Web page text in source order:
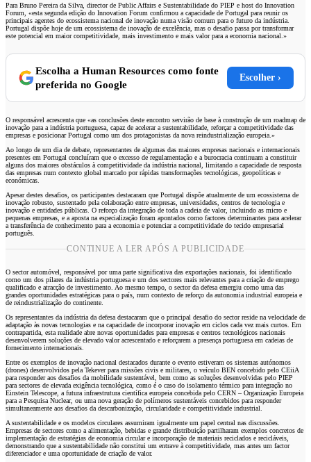
0:00/ 5:12
Para Bruno Pereira da Silva, director de Public Affairs e Sustentabilidade do PIEP e host do Innovation
Forum, «esta segunda edição do Innovation Forum confirmou a capacidade de Portugal para reunir os
principais agentes do ecossistema nacional de inovação numa visão comum para o futuro da indústria.
Portugal dispõe hoje de um ecossistema de inovação de excelência, mas o desafio passa por transformar
este potencial em maior competitividade, mais investimento e mais valor para a economia nacional.»
Escolha a Human Resources como fonte
preferida no Google
Escolher ›
O responsável acrescenta que «as conclusões deste encontro servirão de base à construção de um roadmap de
inovação para a indústria portuguesa, capaz de acelerar a sustentabilidade, reforçar a competitividade das
empresas e posicionar Portugal como um dos protagonistas da nova reindustrialização europeia.»
Ao longo de um dia de debate, representantes de algumas das maiores empresas nacionais e internacionais
presentes em Portugal concluíram que o excesso de regulamentação e a burocracia continuam a constituir
alguns dos maiores obstáculos à competitividade da indústria nacional, limitando a capacidade de resposta
das empresas num contexto global marcado por rápidas transformações tecnológicas, geopolíticas e
económicas.
Apesar destes desafios, os participantes destacaram que Portugal dispõe atualmente de um ecossistema de
inovação robusto, sustentado pela colaboração entre empresas, universidades, centros de tecnologia e
inovação e entidades públicas. O reforço da integração de toda a cadeia de valor, incluindo as micro e
pequenas empresas, e a aposta na especialização foram apontados como factores determinantes para acelerar
a transferência de conhecimento para a economia e potenciar a competitividade do tecido empresarial
português.
CONTINUE A LER APÓS A PUBLICIDADE
O sector automóvel, responsável por uma parte significativa das exportações nacionais, foi identificado
como um dos pilares da indústria portuguesa e um dos sectores mais relevantes para a criação de emprego
qualificado e atracção de investimento. Ao mesmo tempo, o sector da defesa emergiu como uma das
grandes oportunidades estratégicas para o país, num contexto de reforço da autonomia industrial europeia e
de reindustrialização do continente.
Os representantes da indústria da defesa destacaram que o principal desafio do sector reside na velocidade de
adaptação às novas tecnologias e na capacidade de incorporar inovação em ciclos cada vez mais curtos. Em
contrapartida, esta realidade abre novas oportunidades para empresas e centros tecnológicos nacionais
desenvolverem soluções de elevado valor acrescentado e reforçarem a presença portuguesa em cadeias de
fornecimento internacionais.
Entre os exemplos de inovação nacional destacados durante o evento estiveram os sistemas autónomos
(drones) desenvolvidos pela Tekever para missões civis e militares, o veículo BEN concebido pelo CEiiA
para responder aos desafios da mobilidade sustentável, bem como as soluções desenvolvidas pelo PIEP
para sectores de elevada exigência tecnológica, como é o caso do isolamento térmico para integração no
Einstein Telescope, a futura infraestrutura científica europeia concebida pelo CERN – Organização Europeia
para a Pesquisa Nuclear, ou uma nova geração de polímeros sustentáveis concebidos para responder
simultaneamente aos desafios da descarbonização, circularidade e competitividade industrial.
A sustentabilidade e os modelos circulares assumiram igualmente um papel central nas discussões.
Empresas de sectores como a alimentação, bebidas e grande distribuição partilharam exemplos concretos de
implementação de estratégias de economia circular e incorporação de materiais reciclados e recicláveis,
demonstrando que a sustentabilidade não constitui um entrave à competitividade, mas antes um factor
diferenciador e uma oportunidade de criação de valor.